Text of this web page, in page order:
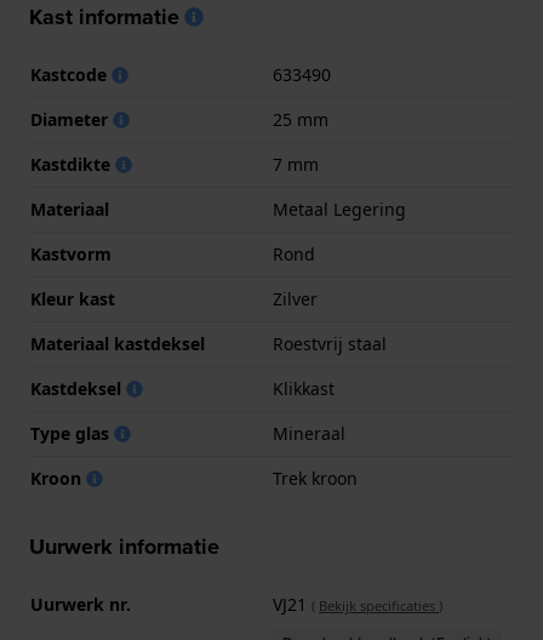
Kast informatie
Kastcode
633490
Diameter
25 mm
Kastdikte
7 mm
Materiaal
Metaal Legering
Kastvorm
Rond
Kleur kast
Zilver
Materiaal kastdeksel
Roestvrij staal
Kastdeksel
Klikkast
Type glas
Mineraal
Kroon
Trek kroon
Uurwerk informatie
Uurwerk nr. VJ21 ( Bekijk specificaties )